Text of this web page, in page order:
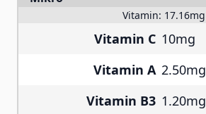
Vitamin: 17.16mg
Vitamin C 10mg
Vitamin A 2.50mg
Vitamin B3 1.20mg